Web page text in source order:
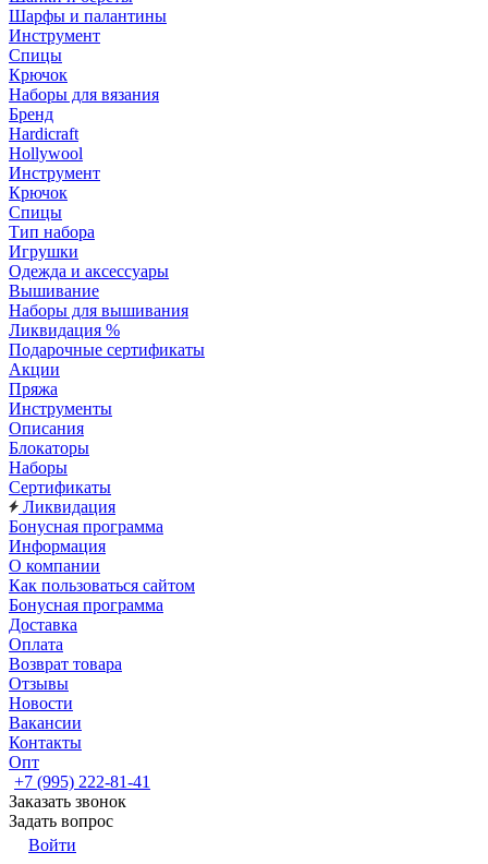
Шарфы и палантины
Инструмент
Спицы
Крючок
Наборы для вязания
Бренд
Hardicraft
Hollywool
Инструмент
Крючок
Спицы
Тип набора
Игрушки
Одежда и аксессуары
Вышивание
Наборы для вышивания
Ликвидация %
Подарочные сертификаты
Акции
Пряжа
Инструменты
Описания
Блокаторы
Наборы
Сертификаты
Ликвидация
Бонусная программа
Информация
О компании
Как пользоваться сайтом
Бонусная программа
Доставка
Оплата
Возврат товара
Отзывы
Новости
Вакансии
Контакты
Опт
+7 (995) 222-81-41
Заказать звонок
Задать вопрос
Войти